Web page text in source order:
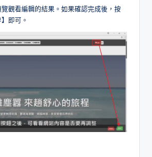
觀看編輯的結果。如果確認完成後，按
即可。